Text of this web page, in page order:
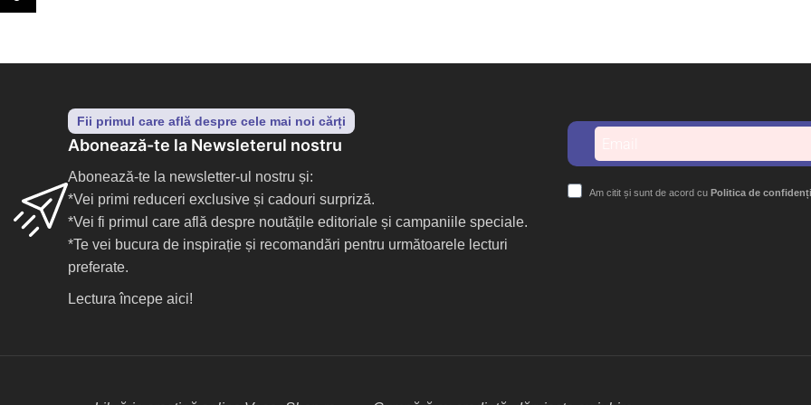
Fii primul care află despre cele mai noi cărți
Abonează-te la Newsleterul nostru
Abonează-te la newsletter-ul nostru și:
*Vei primi reduceri exclusive și cadouri surpriză.
*Vei fi primul care află despre noutățile editoriale și campaniile speciale.
*Te vei bucura de inspirație și recomandări pentru următoarele lecturi
preferate.
Lectura începe aici!
Am citit și sunt de acord cu Politica de